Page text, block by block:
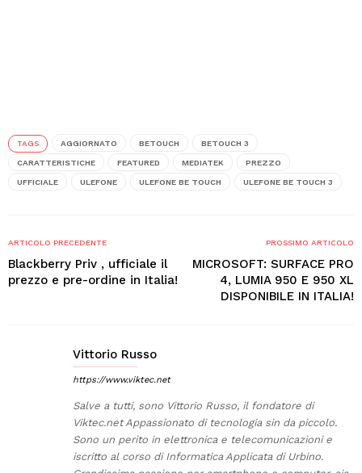
TAGS AGGIORNATO BETOUCH BETOUCH 3
CARATTERISTICHE FEATURED MEDIATEK PREZZO
UFFICIALE ULEFONE ULEFONE BE TOUCH ULEFONE BE TOUCH 3
ARTICOLO PRECEDENTE
Blackberry Priv , ufficiale il
prezzo e pre-ordine in Italia!
PROSSIMO ARTICOLO
MICROSOFT: SURFACE PRO
4, LUMIA 950 E 950 XL
DISPONIBILE IN ITALIA!
Vittorio Russo
https://www.viktec.net
Salve a tutti, sono Vittorio Russo, il fondatore di
Viktec.net Appassionato di tecnologia sin da piccolo.
Sono un perito in elettronica e telecomunicazioni e
iscritto al corso di Informatica Applicata di Urbino.